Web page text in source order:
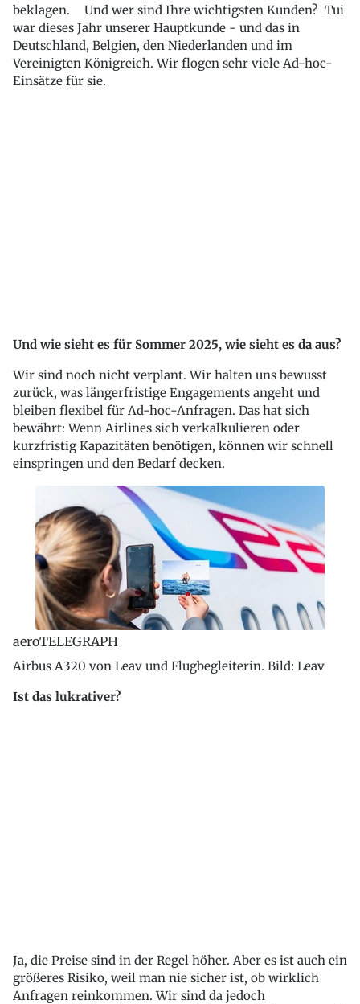
beklagen. Und wer sind Ihre wichtigsten Kunden? Tui
war dieses Jahr unserer Hauptkunde - und das in
Deutschland, Belgien, den Niederlanden und im
Vereinigten Königreich. Wir flogen sehr viele Ad-hoc-
Einsätze für sie.
Und wie sieht es für Sommer 2025, wie sieht es da aus?
Wir sind noch nicht verplant. Wir halten uns bewusst
zurück, was längerfristige Engagements angeht und
bleiben flexibel für Ad-hoc-Anfragen. Das hat sich
bewährt: Wenn Airlines sich verkalkulieren oder
kurzfristig Kapazitäten benötigen, können wir schnell
einspringen und den Bedarf decken.
aeroTELEGRAPH
Airbus A320 von Leav und Flugbegleiterin. Bild: Leav
Ist das lukrativer?
Ja, die Preise sind in der Regel höher. Aber es ist auch ein
größeres Risiko, weil man nie sicher ist, ob wirklich
Anfragen reinkommen. Wir sind da jedoch